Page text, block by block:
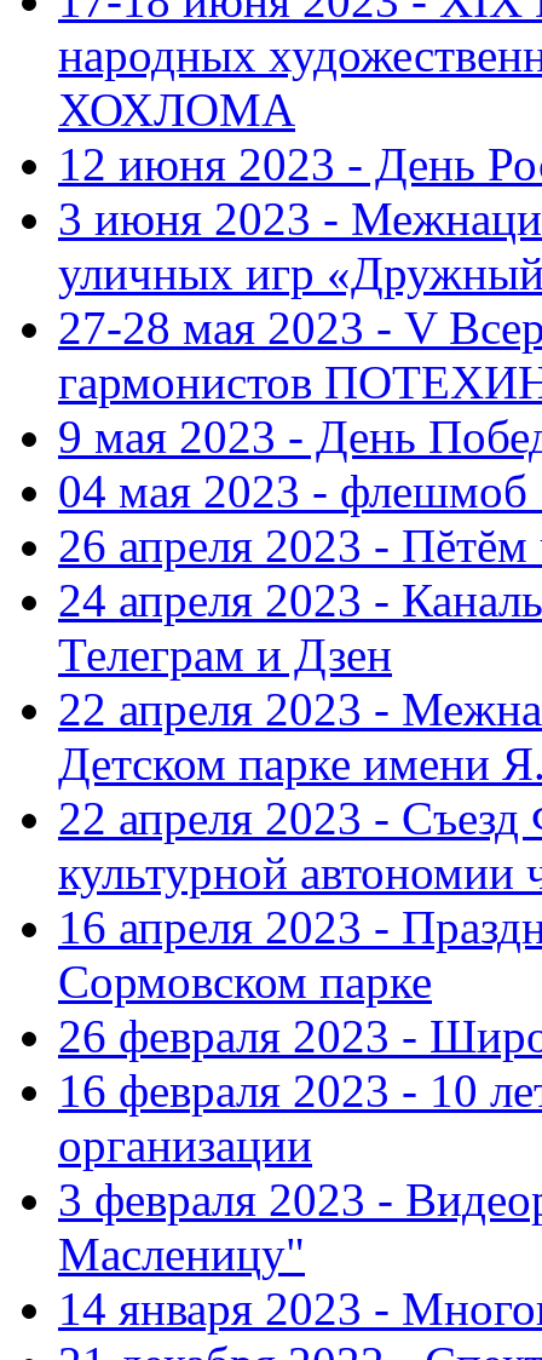
народных
ХОХЛОМА
12 июня 2023 - День
3 июня 2023 -
уличных игр
27-28 мая 2023 - V
гармонистов
9 мая 2023 - День
04 мая 2023 - флешмоб
26 апреля 2023 -
24 апреля 2023 -
Телеграм и Дзен
22 апреля 2023 -
Детском парке имени
22 апреля 2023 -
культурной автономии
16 апреля 2023 -
Сормовском парке
26 февраля 2023 -
16 февраля 2023 - 10
организации
3 февраля 2023 -
Масленицу"
14 января 2023 -